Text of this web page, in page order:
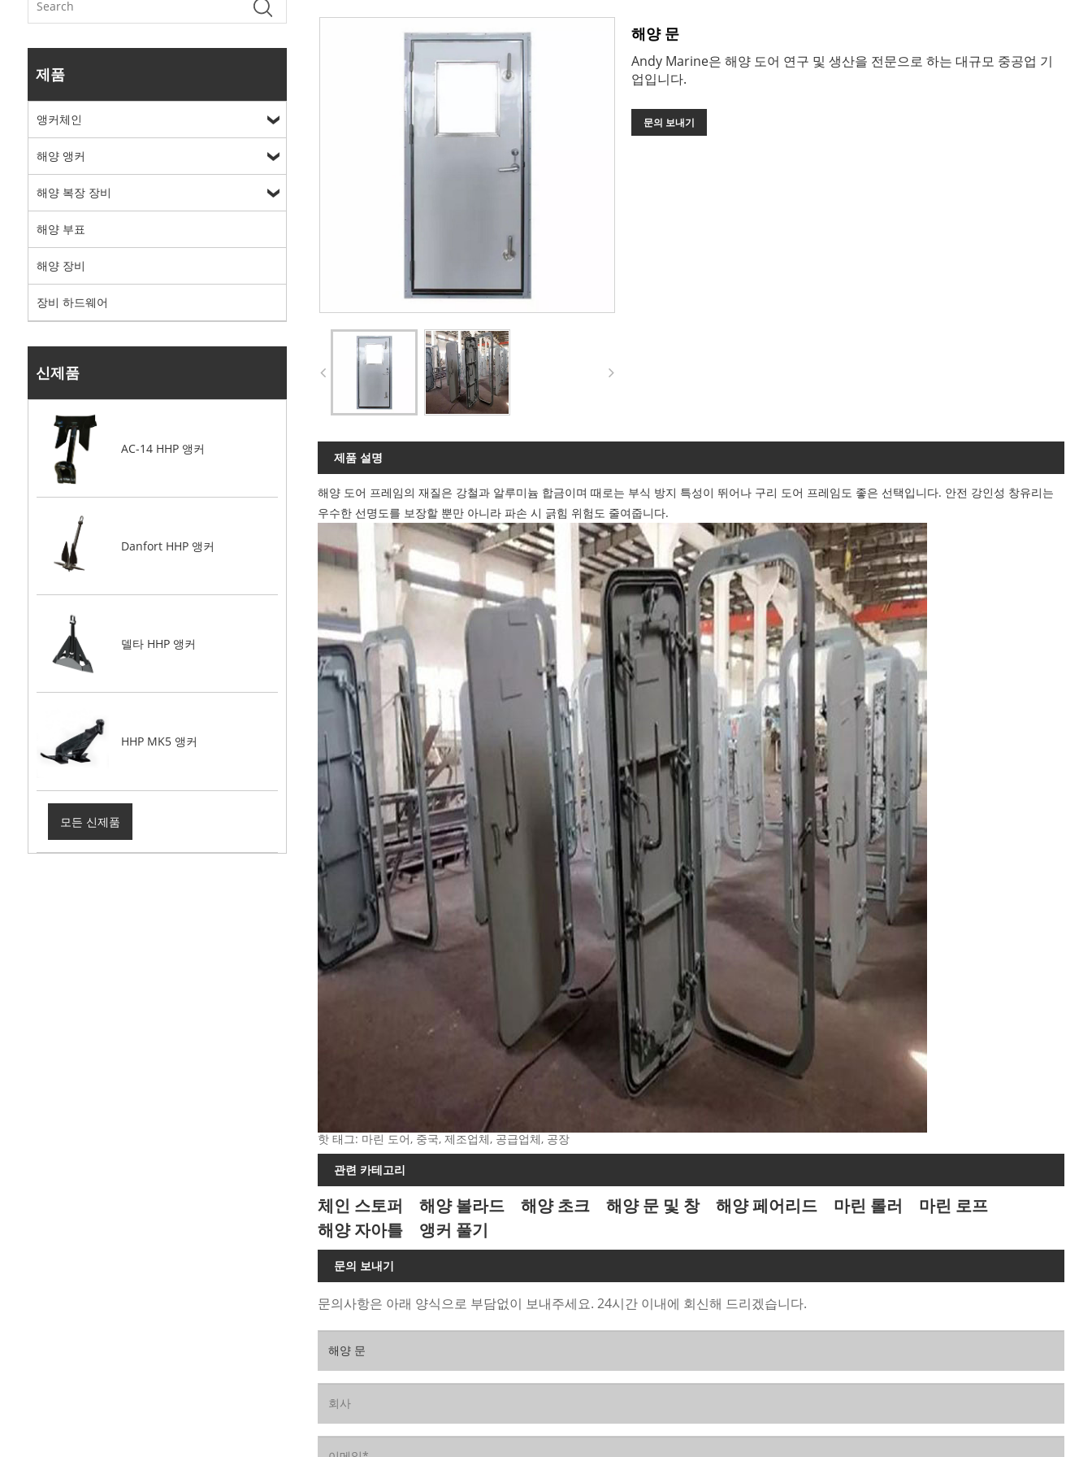
제품
앵커체인
해양 앵커
해양 복장 장비
해양 부표
해양 장비
장비 하드웨어
신제품
AC-14 HHP 앵커
Danfort HHP 앵커
델타 HHP 앵커
HHP MK5 앵커
모든 신제품
해양 문
Andy Marine은 해양 도어 연구 및 생산을 전문으로 하는 대규모 중공업 기
업입니다.
문의 보내기
제품 설명
해양 도어 프레임의 재질은 강철과 알루미늄 합금이며 때로는 부식 방지 특성이 뛰어나 구리 도어 프레임도 좋은 선택입니다. 안전 강인성 창유리는
우수한 선명도를 보장할 뿐만 아니라 파손 시 긁힘 위험도 줄여줍니다.
핫 태그: 마린 도어, 중국, 제조업체, 공급업체, 공장
관련 카테고리
체인 스토퍼 해양 볼라드 해양 초크 해양 문 및 창 해양 페어리드 마린 롤러
마린 로프
해양 자아틀
앵커 풀기
문의 보내기
문의사항은 아래 양식으로 부담없이 보내주세요. 24시간 이내에 회신해 드리겠습니다.